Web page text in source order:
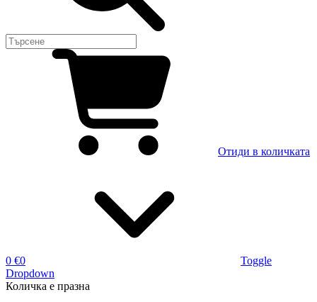
Отиди в количката
0 €0
Toggle
Dropdown
Количка е празна